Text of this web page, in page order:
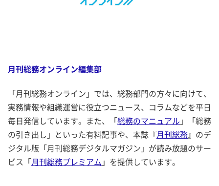
月刊総務オンライン編集部
「月刊総務オンライン」では、総務部門の方々に向けて、
実務情報や組織運営に役立つニュース、コラムなどを平日
毎日発信しています。また、「総務のマニュアル 」「総務
の引き出し」といった有料記事や、本誌『月刊総務』のデ
ジタル版「月刊総務デジタルマガジン」が読み放題のサー
ビス「月刊総務プレミアム 」を提供しています。